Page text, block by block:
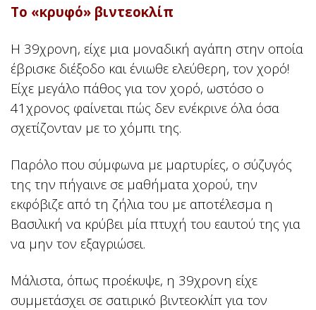
Το «κρυφό» βιντεοκλίπ
Η 39χρονη, είχε μια μοναδική αγάπη στην οποία
έβρισκε διέξοδο και ένιωθε ελεύθερη, τον χορό!
Είχε μεγάλο πάθος για τον χορό, ωστόσο ο
41χρονος φαίνεται πώς δεν ενέκρινε όλα όσα
σχετίζονταν με το χόμπι της.
Παρόλο που σύμφωνα με μαρτυρίες, ο σύζυγός
της την πήγαινε σε μαθήματα χορού, την
εκφόβιζε από τη ζήλια του με αποτέλεσμα η
Βασιλική να κρύβει μία πτυχή του εαυτού της για
να μην τον εξαγριώσει.
Μάλιστα, όπως προέκυψε, η 39χρονη είχε
συμμετάσχει σε σατιρικό βιντεοκλίπ για τον